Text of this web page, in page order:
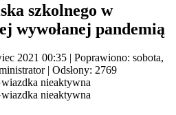
szkolnego w
wywołanej pandemią
2021 00:35 | Poprawiono: sobota,
| Odsłony: 2769